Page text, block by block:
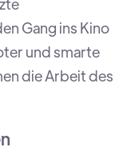
Gang ins Kino
und smarte
die Arbeit des